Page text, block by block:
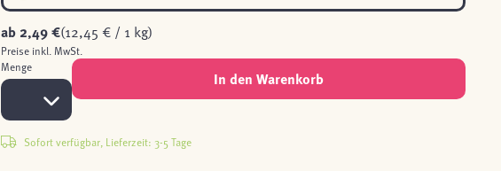
ab 2,49 €(12,45 € / 1 kg)
Preise inkl. MwSt.
Menge
In den Warenkorb
Sofort verfügbar, Lieferzeit: 3-5 Tage